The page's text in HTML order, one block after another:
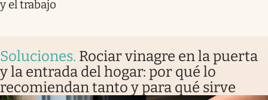
y el trabajo
Soluciones. Rociar vinagre en la puerta
y la entrada del hogar: por qué lo
recomiendan tanto y para qué sirve